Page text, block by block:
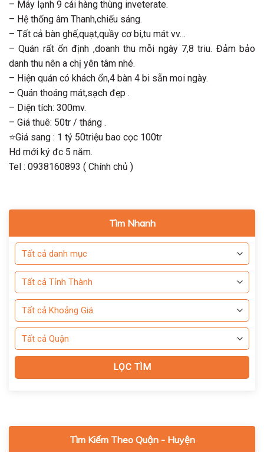
– Máy lạnh 9 cái hàng thùng inveterate.
– Hệ thống âm Thanh,chiếu sáng.
– Tất cả bàn ghế,quạt,quầy cơ bi,tu mát vv…
– Quán rất ổn định ,doanh thu mỗi ngày 7,8 triu. Đảm bảo
danh thu nên a chị yên tâm nhé.
– Hiện quán có khách ổn,4 bàn 4 bi sẵn moi ngày.
– Quán thoáng mát,sạch đẹp .
– Diện tích: 300mv.
– Giá thuê: 50tr / tháng .
⭐️Giá sang : 1 tỷ 50triệu bao cọc 100tr
Hd mới ký đc 5 năm.
Tel : 0938160893 ( Chính chủ )
Tìm Nhanh
Tìm Kiếm Theo Quận - Huyện